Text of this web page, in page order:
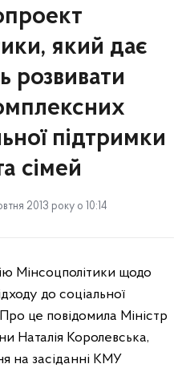
який дає
розвивати
підтримки
сімей
2013 року о 10:14
Мінсоцполітики щодо
до соціальної
це повідомила Міністр
Наталія Королевська,
на засіданні КМУ